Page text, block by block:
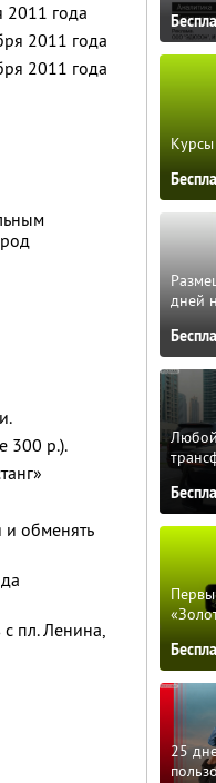
2011 года
2011 года
2011 года
300 р.).
и обменять
пл. Ленина,
дней
Любой
25